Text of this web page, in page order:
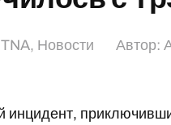
TNA, Новости Автор:
инцидент,